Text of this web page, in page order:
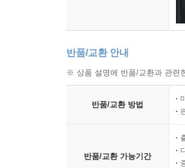
반품/교환 안내
※ 상품 설명에 반품/교환과 관련
반품/교환 방법
반품/교환 가능기간